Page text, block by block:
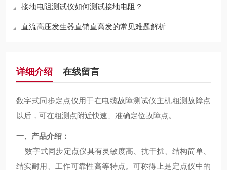
接地电阻测试仪如何测试接地电阻？
直流高压发生器直销直高发的常见难题解析
详细介绍 在线留言
数字式同步定点仪用于在电缆故障测试仪主机粗测故障点
以后，可在粗测点附近快速、准确定位故障点。
一、产品介绍：
数字式同步定点仪具有灵敏度高、抗干扰、结构简单、
结实耐用、工作可靠性高等特点。可称得上是定点仪中的